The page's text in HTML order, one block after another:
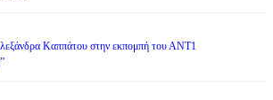
Καππάτου στην εκπομπή του ΑΝΤ1